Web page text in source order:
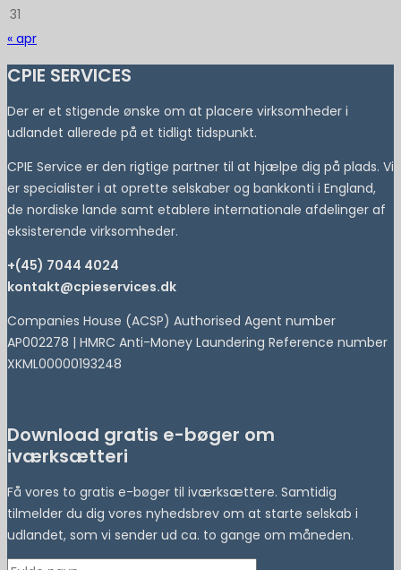
31
« apr
CPIE SERVICES
Der er et stigende ønske om at placere virksomheder i
udlandet allerede på et tidligt tidspunkt.
CPIE Service er den rigtige partner til at hjælpe dig på plads. Vi
er specialister i at oprette selskaber og bankkonti i England,
de nordiske lande samt etablere internationale afdelinger af
eksisterende virksomheder.
+(45) 7044 4024
kontakt@cpieservices.dk
Companies House (ACSP) Authorised Agent number
AP002278 | HMRC Anti-Money Laundering Reference number
XKML00000193248
Download gratis e-bøger om
iværksætteri
Få vores to gratis e-bøger til iværksættere. Samtidig
tilmelder du dig vores nyhedsbrev om at starte selskab i
udlandet, som vi sender ud ca. to gange om måneden.